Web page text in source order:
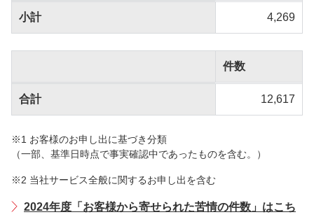
小計 4,269
件数
合計 12,617
※1 お客様のお申し出に基づき分類
（一部、基準日時点で事実確認中であったものを含む。）
※2 当社サービス全般に関するお申し出を含む
2024年度「お客様から寄せられた苦情の件数」はこち